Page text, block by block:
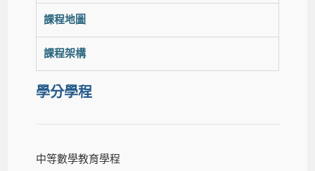
課程地圖
課程架構
學分學程
中等數學教育學程